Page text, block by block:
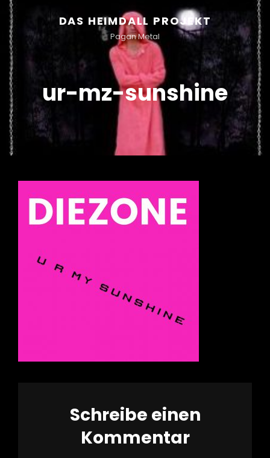
DAS HEIMDALL PROJEKT
Pagan Metal
ur-mz-sunshine
Schreibe einen
Kommentar